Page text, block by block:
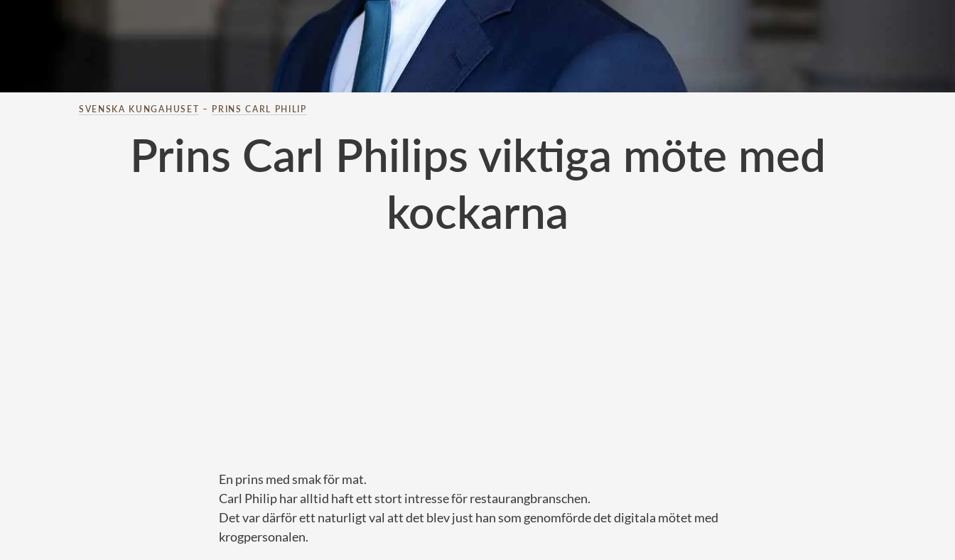
SVENSKA KUNGAHUSET – PRINS CARL PHILIP
Prins Carl Philips viktiga möte med
kockarna
En prins med smak för mat.
Carl Philip har alltid haft ett stort intresse för restaurangbranschen.
Det var därför ett naturligt val att det blev just han som genomförde det digitala mötet med
krogpersonalen.